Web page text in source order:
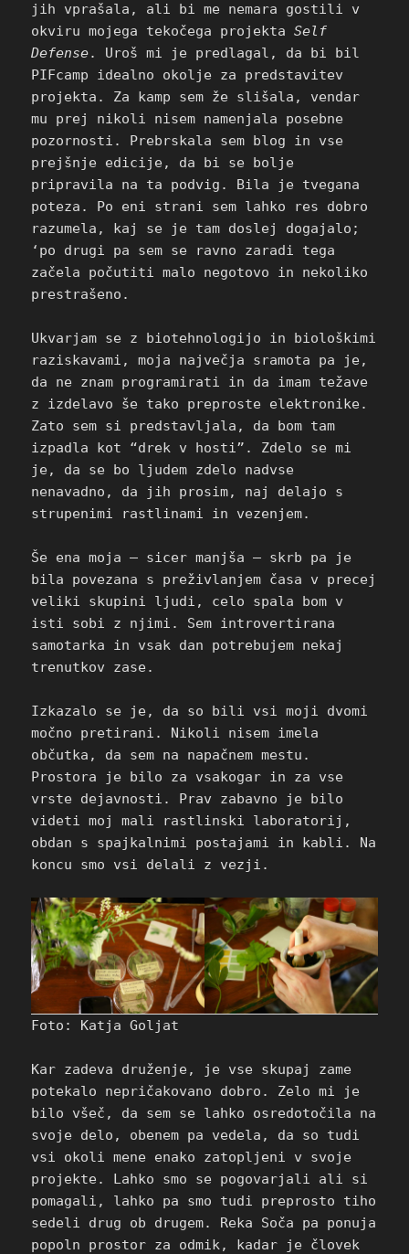
jih vprašala, ali bi me nemara gostili v
okviru mojega tekočega projektaSelf
Defense. Uroš mi je predlagal, da bi bil
PIFcamp idealno okolje za predstavitev
projekta. Za kamp sem že slišala, vendar
mu prej nikoli nisem namenjala posebne
pozornosti. Prebrskala sem blog in vse
prejšnje edicije, da bi se bolje
pripravila na ta podvig. Bila je tvegana
poteza. Po eni strani sem lahko res dobro
razumela, kaj se je tam doslej dogajalo;
‘po drugi pa sem se ravno zaradi tega
začela počutiti malo negotovo in nekoliko
prestrašeno.
Ukvarjam se z biotehnologijo in biološkimi
raziskavami, moja največja sramota pa je,
da ne znam programirati in da imam težave
z izdelavo še tako preproste elektronike.
Zato sem si predstavljala, da bom tam
izpadla kot “drek v hosti”. Zdelo se mi
je, da se bo ljudem zdelo nadvse
nenavadno, da jih prosim, naj delajo s
strupenimi rastlinami in vezenjem.
Še ena moja – sicer manjša – skrb pa je
bila povezana s preživlanjem časa v precej
veliki skupini ljudi, celo spala bom v
isti sobi z njimi. Sem introvertirana
samotarka in vsak dan potrebujem nekaj
trenutkov zase.
Izkazalo se je, da so bili vsi moji dvomi
močno pretirani. Nikoli nisem imela
občutka, da sem na napačnem mestu.
Prostora je bilo za vsakogar in za vse
vrste dejavnosti. Prav zabavno je bilo
videti moj mali rastlinski laboratorij,
obdan s spajkalnimi postajami in kabli. Na
koncu smo vsi delali z vezji.
Foto: Katja Goljat
Kar zadeva druženje, je vse skupaj zame
potekalo nepričakovano dobro. Zelo mi je
bilo všeč, da sem se lahko osredotočila na
svoje delo, obenem pa vedela, da so tudi
vsi okoli mene enako zatopljeni v svoje
projekte. Lahko smo se pogovarjali ali si
pomagali, lahko pa smo tudi preprosto tiho
sedeli drug ob drugem. Reka Soča pa ponuja
popoln prostor za odmik, kadar je človek